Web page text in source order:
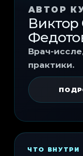
АВТОР
Виктор
Врач-
практики.
ЧТО ВНУТРИ